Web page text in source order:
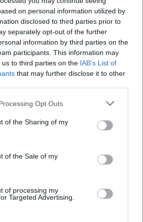
on personal information utilized by
disclosed to third parties prior to
separately opt-out of the further
information by third parties on the
participants. This information may
to third parties on the IAB’s List of
that may further disclose it to other
Opt Outs
of the Sharing of my
of the Sale of my
of processing my
Targeted Advertising.
Service-Flow und Nachbereitung
Das erklärt die Kontinuität seiner
Souveränität, mit der er in Coaching-
Region, Nachwuchs
Formate und Live-Auftritte prägt
von Kulinarik als Popkultur –
als Qualitätsversprechen. Er macht
Produzentinnen und
besten Sinn: Zuschauer lernen,
wie Texturen Spannung erzeugen
fränkische Ton spürbar – heimatnah,
öffnet er Räume für
Lab über Teamförderung bis zu
den Herd hinausgehen. Führung,